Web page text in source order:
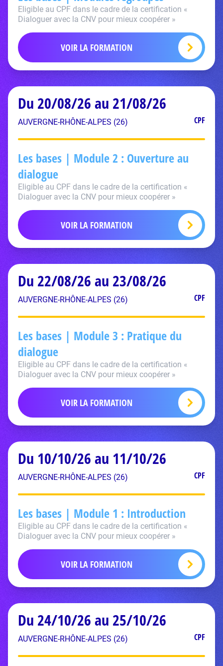
Eligible au CPF dans le cadre de la certification «
Dialoguer avec la CNV pour mieux coopérer »
VOIR LA FORMATION
Du 20/08/26 au 21/08/26
AUVERGNE-RHÔNE-ALPES (26) CPF
Les bases | Module 2 : Ouverture au
dialogue
Eligible au CPF dans le cadre de la certification «
Dialoguer avec la CNV pour mieux coopérer »
VOIR LA FORMATION
Du 22/08/26 au 23/08/26
AUVERGNE-RHÔNE-ALPES (26) CPF
Les bases | Module 3 : Pratique du
dialogue
Eligible au CPF dans le cadre de la certification «
Dialoguer avec la CNV pour mieux coopérer »
VOIR LA FORMATION
Du 10/10/26 au 11/10/26
AUVERGNE-RHÔNE-ALPES (26) CPF
Les bases | Module 1 : Introduction
Eligible au CPF dans le cadre de la certification «
Dialoguer avec la CNV pour mieux coopérer »
VOIR LA FORMATION
Du 24/10/26 au 25/10/26
AUVERGNE-RHÔNE-ALPES (26) CPF